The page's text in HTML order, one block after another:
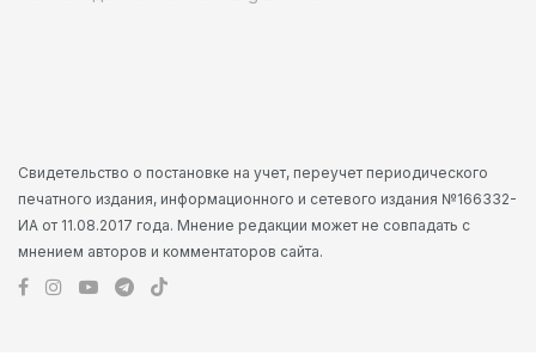
Свидетельство о постановке на учет, переучет периодического
печатного издания, информационного и сетевого издания №166332-
ИА от 11.08.2017 года. Мнение редакции может не совпадать с
мнением авторов и комментаторов сайта.